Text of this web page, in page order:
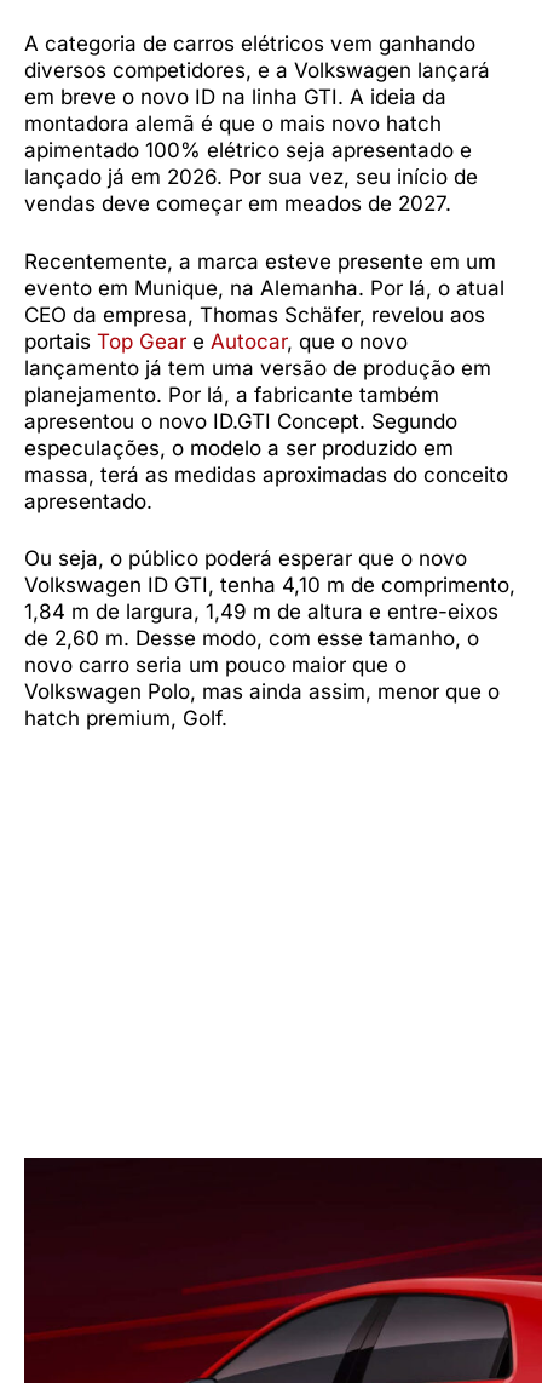
A categoria de carros elétricos vem ganhando
diversos competidores, e a Volkswagen lançará
em breve o novo ID na linha GTI. A ideia da
montadora alemã é que o mais novo hatch
apimentado 100% elétrico seja apresentado e
lançado já em 2026. Por sua vez, seu início de
vendas deve começar em meados de 2027.
Recentemente, a marca esteve presente em um
evento em Munique, na Alemanha. Por lá, o atual
CEO da empresa, Thomas Schäfer, revelou aos
portais Top Gear e Autocar, que o novo
lançamento já tem uma versão de produção em
planejamento. Por lá, a fabricante também
apresentou o novo ID.GTI Concept. Segundo
especulações, o modelo a ser produzido em
massa, terá as medidas aproximadas do conceito
apresentado.
Ou seja, o público poderá esperar que o novo
Volkswagen ID GTI, tenha 4,10 m de comprimento,
1,84 m de largura, 1,49 m de altura e entre-eixos
de 2,60 m. Desse modo, com esse tamanho, o
novo carro seria um pouco maior que o
Volkswagen Polo, mas ainda assim, menor que o
hatch premium, Golf.